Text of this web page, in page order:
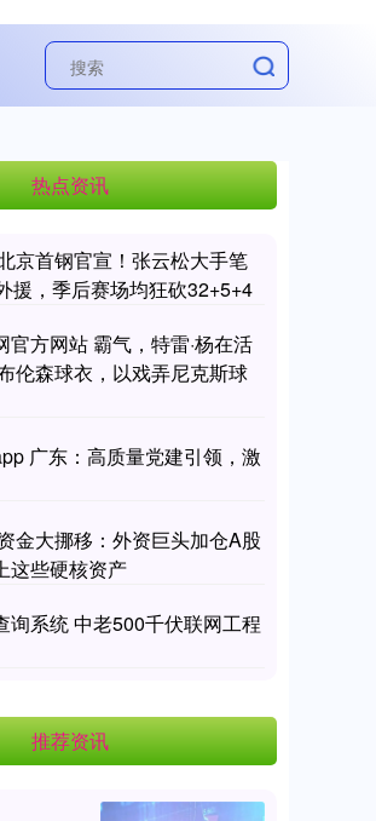
热点资讯
京首钢官宣！张云松大手笔
援，季后赛场均狂砍32+5+4
官方网站 霸气，特雷·杨在活
伦森球衣，以戏弄尼克斯球
广东：高质量党建引领，激
金大挪移：外资巨头加仓A股
这些硬核资产
询系统 中老500千伏联网工程
推荐资讯